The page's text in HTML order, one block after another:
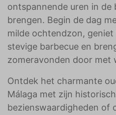
ontspannende uren in
brengen. Begin de dag
milde ochtendzon, geniet
stevige barbecue en
zomeravonden door met
Ontdek het charmante
Málaga met zijn
bezienswaardigheden of